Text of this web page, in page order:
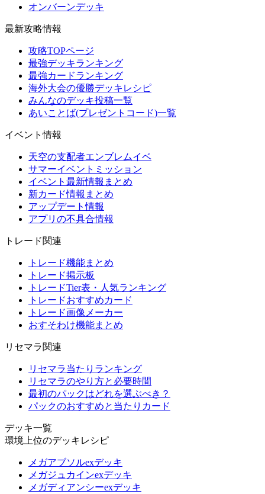
オンバーンデッキ
最新攻略情報
攻略TOPページ
最強デッキランキング
最強カードランキング
海外大会の優勝デッキレシピ
みんなのデッキ投稿一覧
あいことば(プレゼントコード)一覧
イベント情報
天空の支配者エンブレムイベ
サマーイベントミッション
イベント最新情報まとめ
新カード情報まとめ
アップデート情報
アプリの不具合情報
トレード関連
トレード機能まとめ
トレード掲示板
トレードTier表・人気ランキング
トレードおすすめカード
トレード画像メーカー
おすそわけ機能まとめ
リセマラ関連
リセマラ当たりランキング
リセマラのやり方と必要時間
最初のパックはどれを選ぶべき？
パックのおすすめと当たりカード
デッキ一覧
環境上位のデッキレシピ
メガアブソルexデッキ
メガジュカインexデッキ
メガディアンシーexデッキ